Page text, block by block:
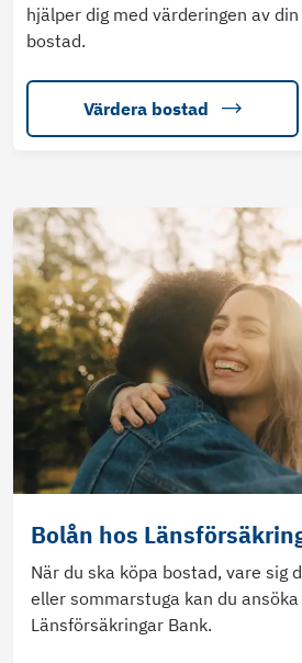
hjälper dig med värderingen av din
bostad.
Värdera bostad
Bolån hos
När du ska köpa bostad, vare sig
eller sommarstuga kan du
Länsförsäkringar Bank.